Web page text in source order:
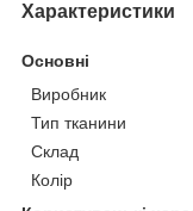
Характеристики
Основні
Виробник
Тип тканини
Склад
Колір